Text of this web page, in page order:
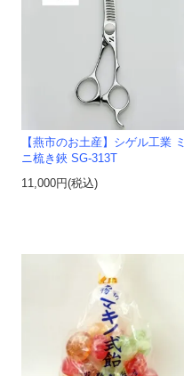
【燕市のお土産】シゲル工業 ミ
ニ梳き鋏 SG-313T
11,000円(税込)